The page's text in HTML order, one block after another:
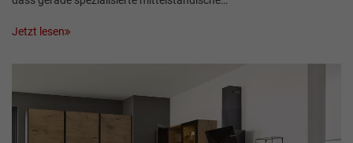
Jetzt lesen